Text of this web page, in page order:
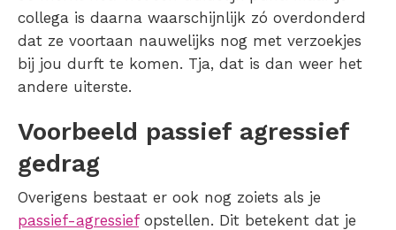
collega is daarna waarschijnlijk zó overdonderd
dat ze voortaan nauwelijks nog met verzoekjes
bij jou durft te komen. Tja, dat is dan weer het
andere uiterste.
Voorbeeld passief agressief
gedrag
Overigens bestaat er ook nog zoiets als je
passief-agressiefopstellen. Dit betekent dat je